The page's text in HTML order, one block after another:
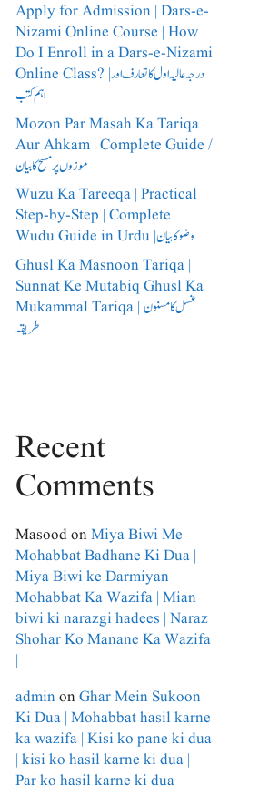
Apply for Admission | Dars-e-
Nizami Online Course | How
Do I Enroll in a Dars-e-Nizami
Online Class? |درجہ عالیہ اول کا تعارف اور
اہم کتب
Mozon Par Masah Ka Tariqa
Aur Ahkam | Complete Guide /​
موزوں پر مسح کا بیان
Wuzu Ka Tareeqa | Practical
Step-by-Step | Complete
Wudu Guide in Urdu |وضو کا بیان
Ghusl Ka Masnoon Tariqa |
Sunnat Ke Mutabiq Ghusl Ka
Mukammal Tariqa | غسل کا مسنون
طریقہ
Recent
Comments
MasoodonMiya Biwi Me
Mohabbat Badhane Ki Dua |
Miya Biwi ke Darmiyan
Mohabbat Ka Wazifa | Mian
biwi ki narazgi hadees | Naraz
Shohar Ko Manane Ka Wazifa
|
adminonGhar Mein Sukoon
Ki Dua | Mohabbat hasil karne
ka wazifa | Kisi ko pane ki dua
| kisi ko hasil karne ki dua |
Par ko hasil karne ki dua